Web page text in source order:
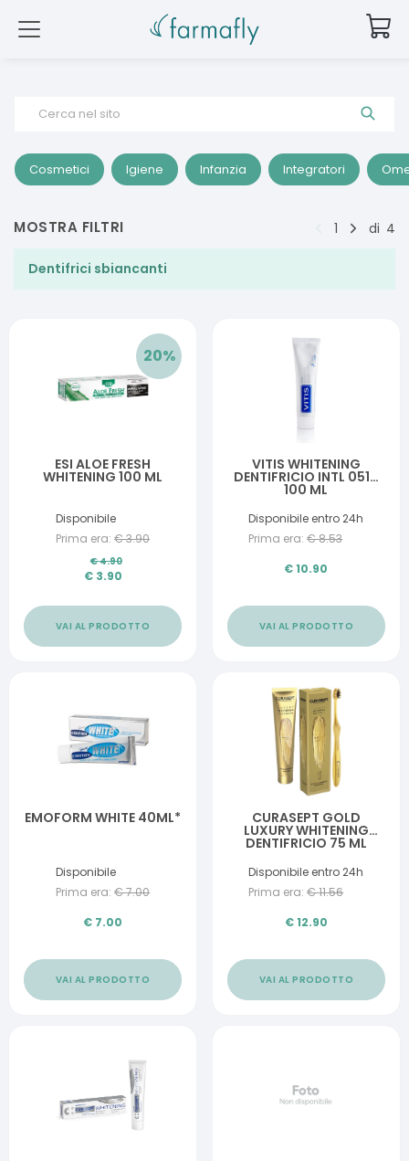
Cerca nel sito
Cosmetici Igiene Infanzia Integratori
MOSTRA FILTRI 1 di 4
Dentifrici sbiancanti
20%
ESI ALOE FRESH
WHITENING 100 ML
Disponibile
Prima era: €3.90
€4.90
€ 3.90
VAI AL PRODOTTO
VITIS WHITENING
DENTIFRICIO INTL 0519
100 ML
Disponibile entro 24h
Prima era: €8.53
€10.90
VAI AL PRODOTTO
EMOFORM WHITE 40ML*
Disponibile
Prima era: €7.00
€ 7.00
VAI AL PRODOTTO
CURASEPT GOLD
LUXURY WHITENING
DENTIFRICIO 75 ML
Disponibile entro 24h
Prima era: €11.56
€12.90
VAI AL PRODOTTO